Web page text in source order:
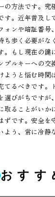
の方法です。究
す。近年普及し
ォンや暗証番号
ち歩く必要がな
。もし現在の鍵
プルキーへの交
ようと悩む時
てるべきです。
選びがちですが
取ることがいか
ずです。安全を
よう、常に冷静
おすす